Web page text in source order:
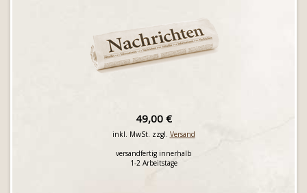
49,00 €
inkl. MwSt. zzgl. Versand
versandfertig innerhalb
1-2 Arbeitstage